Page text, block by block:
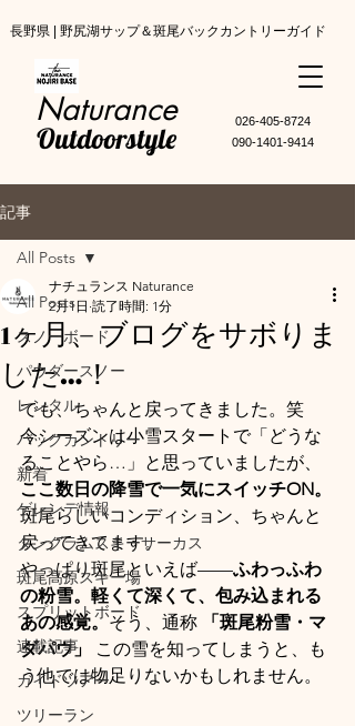
長野県 | 野尻湖サップ＆斑尾バックカントリーガイド
Naturance
Outdoorstyle
​026-405-8724
090-1401-9414
記事
All Posts
スノーボード
パウダースノー
レンタル
バックカントリー
新着
ゲレンデ情報
タングラムスキーサーカス
斑尾高原スキー場
スプリットボード
連載記事
ガイドツアー
ツリーラン
All Posts
1ヶ月、ブログをサボりま
した…！
ナチュランス Naturance
2月1日 読了時間: 1分
でも、ちゃんと戻ってきました。笑
今シーズンは小雪スタートで「どうな
ることやら…」と思っていましたが、
ここ数日の降雪で一気にスイッチON。
斑尾らしいコンディション、ちゃんと
戻ってきてます。
やっぱり斑尾といえば——ふわっふわ
の粉雪。軽くて深くて、包み込まれる
あの感覚。そう、通称
「斑尾粉雪・マ
ダパウ」
この雪を知ってしまうと、も
う他では物足りないかもしれません。